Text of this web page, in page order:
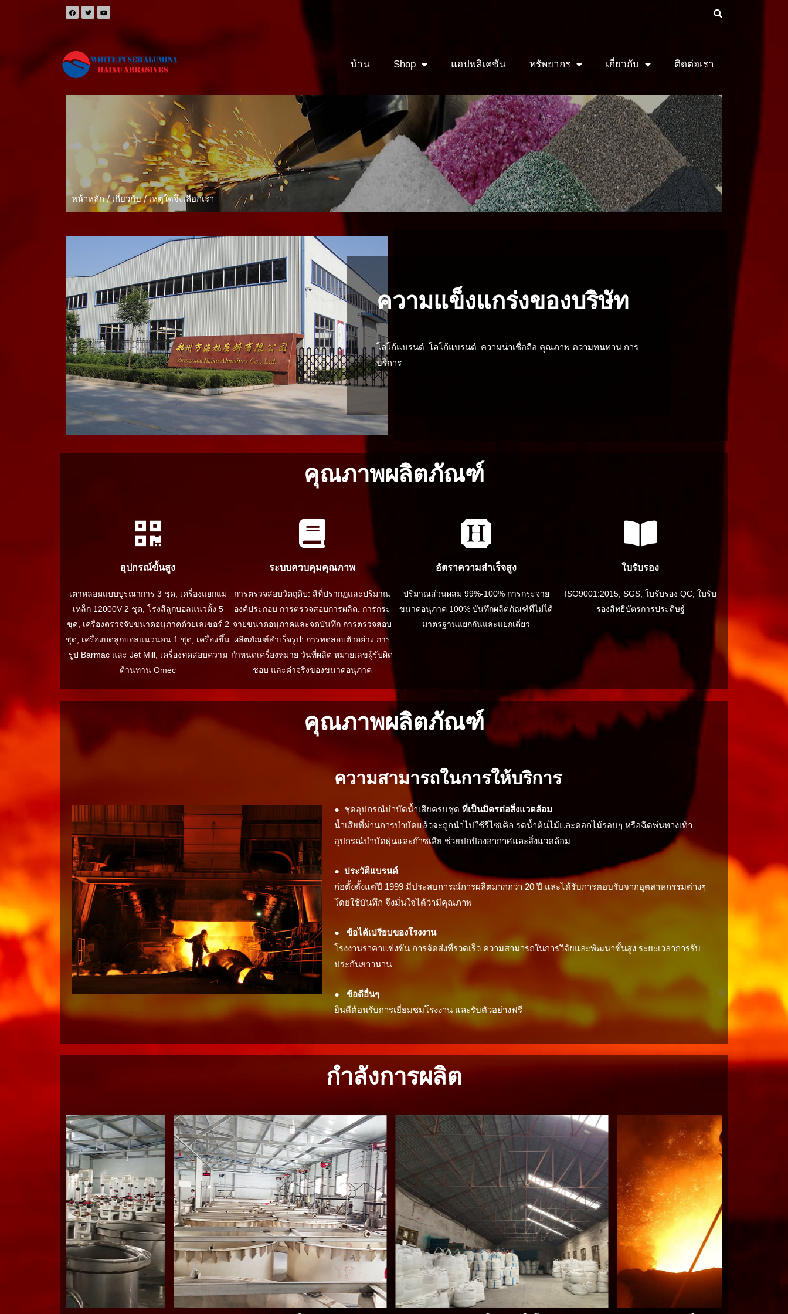
บ้าน Shop แอปพลิเคชัน ทรัพยากร เกี่ยวกับ ติดต่อเรา
หน้าหลัก/เกี่ยวกับ/ เหตุใดจึงเลือกเรา
ความแข็งแกร่งของบริษัท
โลโก้แบรนด์: โลโก้แบรนด์: ความน่าเชื่อถือ คุณภาพ ความทนทาน การ
บริการ
คุณภาพผลิตภัณฑ์
อุปกรณ์ขั้นสูง
เตาหลอมแบบบูรณาการ 3 ชุด, เครื่องแยกแม่
เหล็ก 12000V 2 ชุด, โรงสีลูกบอลแนวตั้ง 5
ชุด, เครื่องตรวจจับขนาดอนุภาคด้วยเลเซอร์ 2
ชุด, เครื่องบดลูกบอลแนวนอน 1 ชุด, เครื่องขึ้น
รูป Barmac และ Jet Mill, เครื่องทดสอบความ
ต้านทาน Omec
ระบบควบคุมคุณภาพ
การตรวจสอบวัตถุดิบ: สีที่ปรากฏและปริมาณ
องค์ประกอบ การตรวจสอบการผลิต: การกระ
จายขนาดอนุภาคและจดบันทึก การตรวจสอบ
ผลิตภัณฑ์สำเร็จรูป: การทดสอบตัวอย่าง การ
กำหนดเครื่องหมาย วันที่ผลิต หมายเลขผู้รับผิด
ชอบ และค่าจริงของขนาดอนุภาค
อัตราความสำเร็จสูง
ปริมาณส่วนผสม 99%-100% การกระจาย
ขนาดอนุภาค 100% บันทึกผลิตภัณฑ์ที่ไม่ได้
มาตรฐานแยกกันและแยกเดี่ยว
ใบรับรอง
ISO9001:2015, SGS, ใบรับรอง QC, ใบรับ
รองสิทธิบัตรการประดิษฐ์
คุณภาพผลิตภัณฑ์
ความสามารถในการให้บริการ
● ชุดอุปกรณ์บำบัดน้ำเสียครบชุด ที่เป็นมิตรต่อสิ่งแวดล้อม
น้ำเสียที่ผ่านการบำบัดแล้วจะถูกนำไปใช้รีไซเคิล รดน้ำต้นไม้และดอกไม้รอบๆ หรือฉีดพ่นทางเท้า
อุปกรณ์บำบัดฝุ่นและก๊าซเสีย ช่วยปกป้องอากาศและสิ่งแวดล้อม
● ประวัติแบรนด์
ก่อตั้งตั้งแต่ปี 1999 มีประสบการณ์การผลิตมากกว่า 20 ปี และได้รับการตอบรับจากอุตสาหกรรมต่างๆ
โดยใช้บันทึก จึงมั่นใจได้ว่ามีคุณภาพ
● ข้อได้เปรียบของโรงงาน
โรงงานราคาแข่งขัน การจัดส่งที่รวดเร็ว ความสามารถในการวิจัยและพัฒนาขั้นสูง ระยะเวลาการรับ
ประกันยาวนาน
● ข้อดีอื่นๆ
ยินดีต้อนรับการเยี่ยมชมโรงงาน และรับตัวอย่างฟรี
กำลังการผลิต